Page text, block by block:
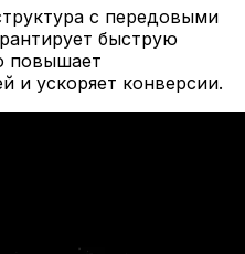
с передовыми
быструю
повышает
и ускоряет конверсии.